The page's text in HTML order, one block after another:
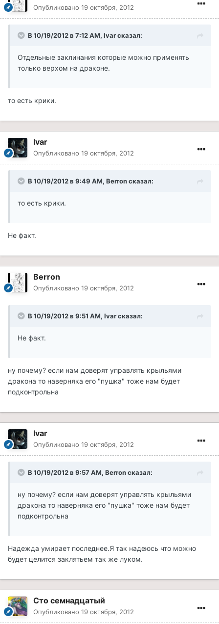
Опубликовано 19 октября, 2012
В 10/19/2012 в 7:12 AM, Ivar сказал:
Отдельные заклинания которые можно применять
только верхом на драконе.
то есть крики.
Ivar
Опубликовано 19 октября, 2012
В 10/19/2012 в 9:49 AM, Berron сказал:
то есть крики.
Не факт.
Berron
Опубликовано 19 октября, 2012
В 10/19/2012 в 9:51 AM, Ivar сказал:
Не факт.
ну почему? если нам доверят управлять крыльями
дракона то наверняка его "пушка" тоже нам будет
подконтрольна
Ivar
Опубликовано 19 октября, 2012
В 10/19/2012 в 9:57 AM, Berron сказал:
ну почему? если нам доверят управлять крыльями
дракона то наверняка его "пушка" тоже нам будет
подконтрольна
Надежда умирает последнее.Я так надеюсь что можно
будет целится заклятьем так же луком.
Сто семнадцатый
Опубликовано 19 октября, 2012